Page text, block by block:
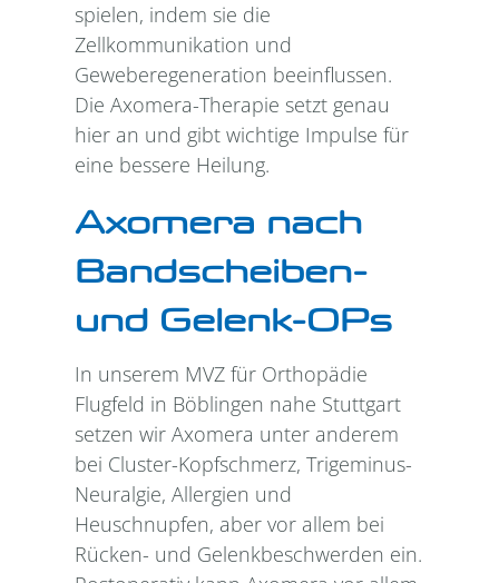
spielen, indem sie die
Zellkommunikation und
Geweberegeneration beeinflussen.
Die Axomera-Therapie setzt genau
hier an und gibt wichtige Impulse für
eine bessere Heilung.
Axomera nach
Bandscheiben-
und Gelenk-OPs
In unserem MVZ für Orthopädie
Flugfeld in Böblingen nahe Stuttgart
setzen wir Axomera unter anderem
bei Cluster-Kopfschmerz, Trigeminus-
Neuralgie, Allergien und
Heuschnupfen, aber vor allem bei
Rücken- und Gelenkbeschwerden ein.